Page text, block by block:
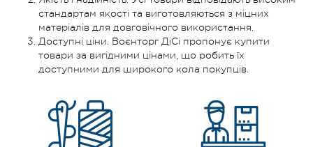
стандартам якості та виготовляються з міцних
матеріалів для довговічного використання.
Доступні ціни. Воєнторг ДіСі пропонує купити
товари за вигідними цінами, що робить їх
доступними для широкого кола покупців.